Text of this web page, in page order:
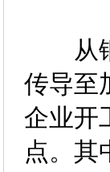
从铜
传导至
企业开
点。其